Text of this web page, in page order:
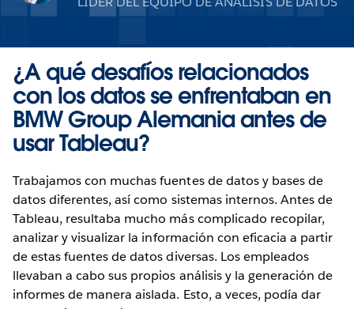
¿A qué desafíos relacionados
con los datos se enfrentaban en
BMW Group Alemania antes de
usar Tableau?
Trabajamos con muchas fuentes de datos y bases de
datos diferentes, así como sistemas internos. Antes de
Tableau, resultaba mucho más complicado recopilar,
analizar y visualizar la información con eficacia a partir
de estas fuentes de datos diversas. Los empleados
llevaban a cabo sus propios análisis y la generación de
informes de manera aislada. Esto, a veces, podía dar